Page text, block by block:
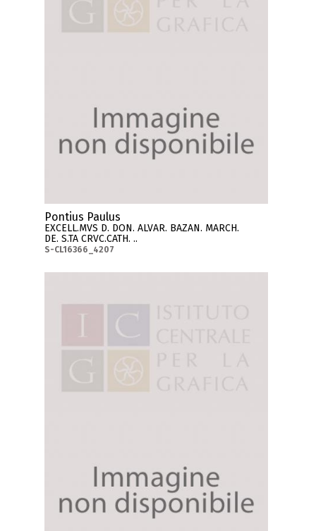
Pontius Paulus
EXCELL.MVS D. DON. ALVAR. BAZAN. MARCH.
DE. S.TA CRVC.CATH. ..
S-CL16366_4207